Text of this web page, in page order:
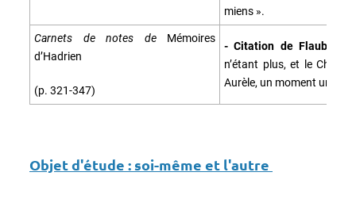
miens ».
Carnets de notes de Mémoires
d’Hadrien
(p. 321-347)
- Citation de Flaubert,
n’étant plus, et le Christ
Aurèle, un moment unique
Objet d'étude : soi-même et l'autre